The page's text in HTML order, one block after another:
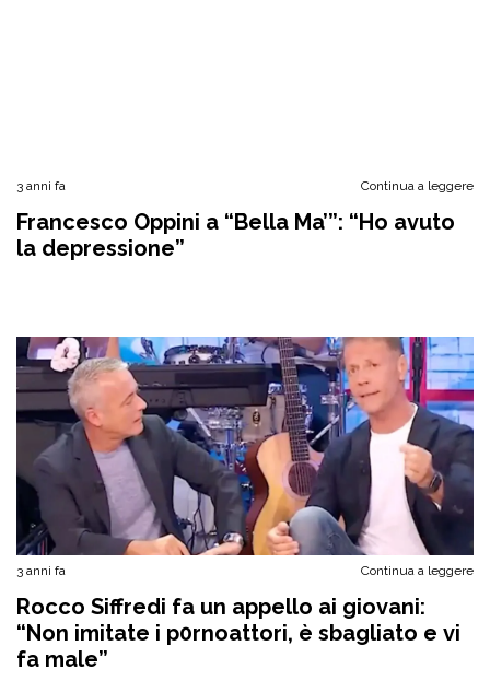
3 anni fa Continua a leggere
Francesco Oppini a “Bella Ma’”: “Ho avuto
la depressione”
3 anni fa Continua a leggere
Rocco Siffredi fa un appello ai giovani:
“Non imitate i p0rnoattori, è sbagliato e vi
fa male”